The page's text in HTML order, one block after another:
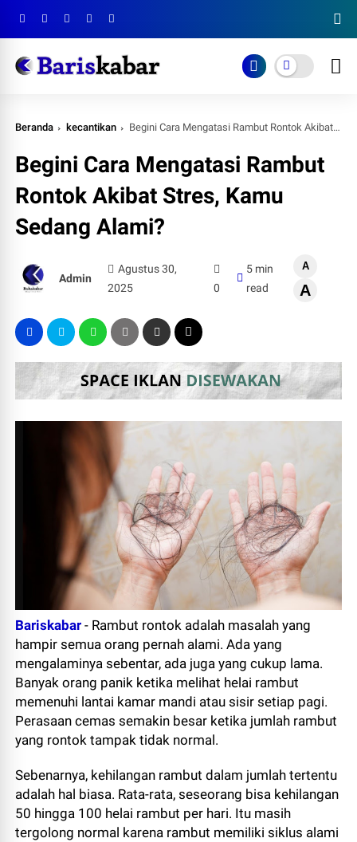
Beranda kecantikan Begini Cara Mengatasi Rambut Rontok Akibat Stres, Kamu Sedang Alami?
Begini Cara Mengatasi Rambut
Rontok Akibat Stres, Kamu
Sedang Alami?
Admin
Agustus 30,
2025
0
5 min
read
A
A
Bariskabar - Rambut rontok adalah masalah yang
hampir semua orang pernah alami. Ada yang
mengalaminya sebentar, ada juga yang cukup lama.
Banyak orang panik ketika melihat helai rambut
memenuhi lantai kamar mandi atau sisir setiap pagi.
Perasaan cemas semakin besar ketika jumlah rambut
yang rontok tampak tidak normal.
Sebenarnya, kehilangan rambut dalam jumlah tertentu
adalah hal biasa. Rata-rata, seseorang bisa kehilangan
50 hingga 100 helai rambut per hari. Itu masih
tergolong normal karena rambut memiliki siklus alami